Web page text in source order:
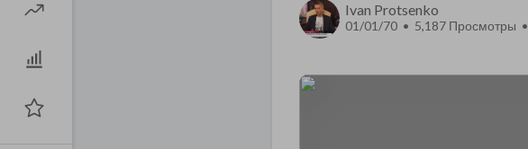
Ivan Protsenko
01/01/70 • 5,187 Просмотры •